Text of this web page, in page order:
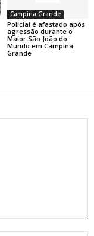
Campina Grande
Policial é afastado após
agressão durante o
Maior São João do
Mundo em Campina
Grande